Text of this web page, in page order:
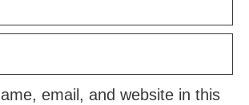
email, and website in this